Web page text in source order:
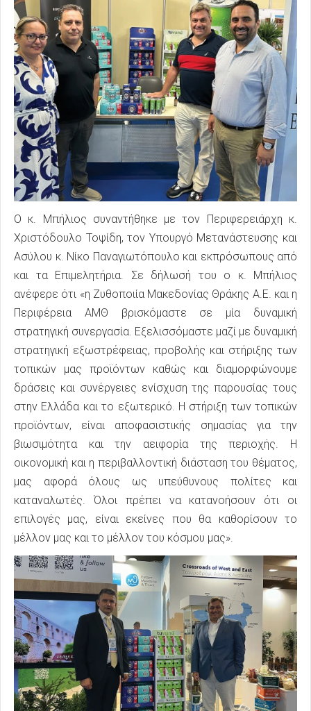
Ο κ. Μπήλιος συναντήθηκε με τον Περιφερειάρχη κ.
Χριστόδουλο Τοψίδη, τον Υπουργό Μετανάστευσης και
Ασύλου κ. Νίκο Παναγιωτόπουλο και εκπρόσωπους από
και τα Επιμελητήρια. Σε δήλωσή του ο κ. Μπήλιος
ανέφερε ότι «η Ζυθοποιία Μακεδονίας Θράκης Α.Ε. και η
Περιφέρεια ΑΜΘ βρισκόμαστε σε μία δυναμική
στρατηγική συνεργασία. Εξελισσόμαστε μαζί με δυναμική
στρατηγική εξωστρέφειας, προβολής και στήριξης των
τοπικών μας προϊόντων καθώς και διαμορφώνουμε
δράσεις και συνέργειες ενίσχυση της παρουσίας τους
στην Ελλάδα και το εξωτερικό. Η στήριξη των τοπικών
προϊόντων, είναι αποφασιστικής σημασίας για την
βιωσιμότητα και την αειφορία της περιοχής. Η
οικονομική και η περιβαλλοντική διάσταση του θέματος,
μας αφορά όλους ως υπεύθυνους πολίτες και
καταναλωτές. Όλοι πρέπει να κατανοήσουν ότι οι
επιλογές μας, είναι εκείνες που θα καθορίσουν το
μέλλον μας και το μέλλον του κόσμου μας».